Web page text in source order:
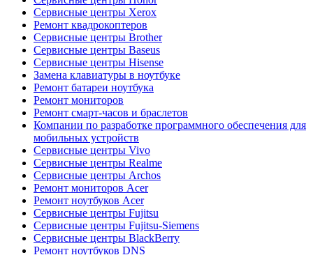
Сервисные центры Xerox
Ремонт квадрокоптеров
Сервисные центры Brother
Сервисные центры Baseus
Сервисные центры Hisense
Замена клавиатуры в ноутбуке
Ремонт батареи ноутбука
Ремонт мониторов
Ремонт смарт-часов и браслетов
Компании по разработке программного обеспечения для
мобильных устройств
Сервисные центры Vivo
Сервисные центры Realme
Сервисные центры Archos
Ремонт мониторов Acer
Ремонт ноутбуков Acer
Сервисные центры Fujitsu
Сервисные центры Fujitsu-Siemens
Сервисные центры BlackBerry
Ремонт ноутбуков DNS